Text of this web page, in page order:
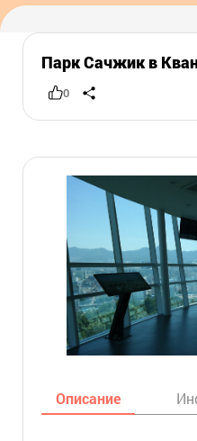
Парк Сачжик в
0
Описание